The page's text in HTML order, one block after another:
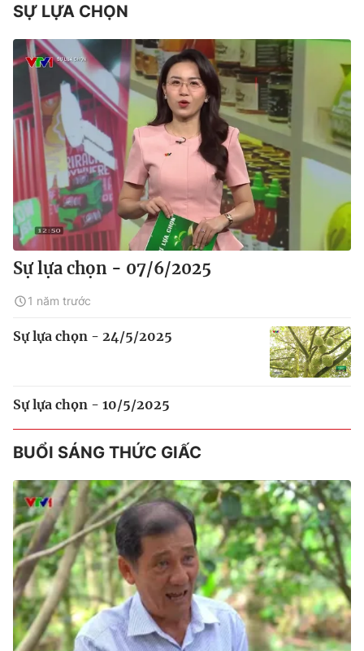
SỰ LỰA CHỌN
Sự lựa chọn - 07/6/2025
1 năm trước
Sự lựa chọn - 24/5/2025
Sự lựa chọn - 10/5/2025
BUỔI SÁNG THỨC GIẤC